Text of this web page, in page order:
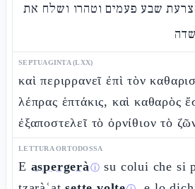
שבע פעמים וטהרו ושלח את
SEPTUAGINTA (LXX)
καὶ περιρρανεῖ ἐπὶ τὸν
λέπρας ἑπτάκις, καὶ καθαρὸς
ἐξαποστελεῖ τὸ ὀρνίθιον τὸ
LETTURA ORTODOSSA
E aspergeràⓘ su colui che si